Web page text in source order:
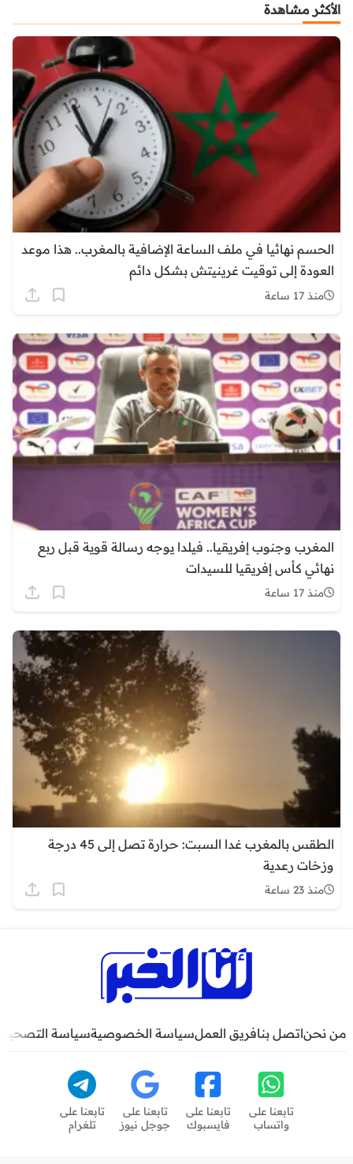
الأكثر مشاهدة
الحسم نهائيا في ملف الساعة الإضافية بالمغرب.. هذا موعد
العودة إلى توقيت غرينيتش بشكل دائم
منذ 17 ساعة
المغرب وجنوب إفريقيا.. فيلدا يوجه رسالة قوية قبل ربع
نهائي كأس إفريقيا للسيدات
منذ 17 ساعة
الطقس بالمغرب غدا السبت: حرارة تصل إلى 45 درجة
وزخات رعدية
منذ 23 ساعة
من نحناتصل بنافريق العملسياسة الخصوصيةسياسة التصحيح
تابعنا على
واتساب
تابعنا على
فايسبوك
تابعنا على
جوجل نيوز
تابعنا على
تلغرام